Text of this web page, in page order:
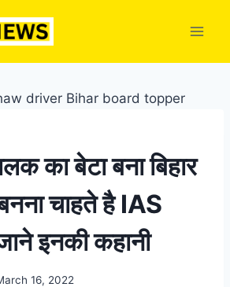
का बेटा बना बिहार
बनना चाहते है IAS
इनकी कहानी
16, 2022